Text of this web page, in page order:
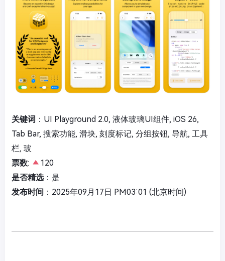
关键词 ：UI Playground 2.0, 液体玻璃UI组件, iOS 26,
Tab Bar, 搜索功能, 滑块, 刻度标记, 分组按钮, 导航, 工具
栏, 玻
票数:
120
是否精选：是
发布时间 ：2025年09月17日 PM03:01 (北京时间)